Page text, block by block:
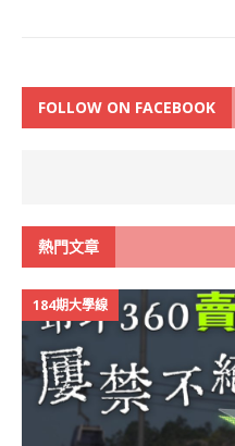
FOLLOW ON FACEBOOK
熱門文章
184期大學線